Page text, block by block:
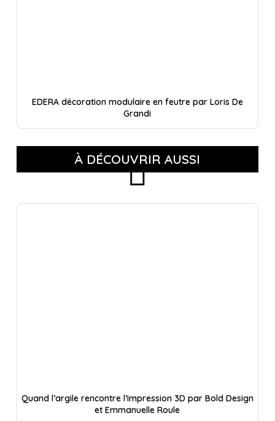
EDERA décoration modulaire en feutre par Loris De
Grandi
À DÉCOUVRIR AUSSI
Quand l’argile rencontre l’impression 3D par Bold Design
et Emmanuelle Roule